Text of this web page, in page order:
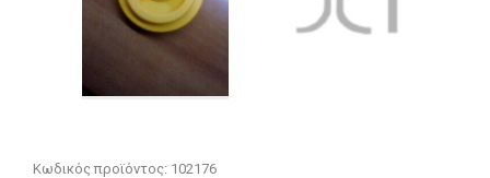
Κωδικός προϊόντος: 102176